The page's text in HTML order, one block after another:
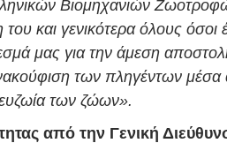
Βιομηχανιών
του και γενικότερα όλους
μας για την άμεση
των πληγέντων μέσα
των ζώων».
από την Γενική